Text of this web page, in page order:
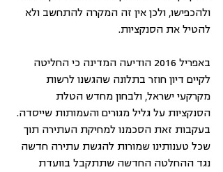
ולהכפישו, ולכן אין זה המקרה להתחשב ולא
להטיל את הסנקציות.
באפריל 2016 הודיעה המדינה כי החליטה
לקיים דיון חוזר בתלונה שהגשנו לרשות
מקרקעי ישראל, ולבחון מחדש הטלת
הסנקציות על גליל מגורים והעמותות שייסדה.
בעקבות זאת הסכמנו למחיקת העתירה תוך
שכל טענותינו שמורות להגשת עתירה חדשה
נגד ההחלטה החדשה שתתקבל בוועדת